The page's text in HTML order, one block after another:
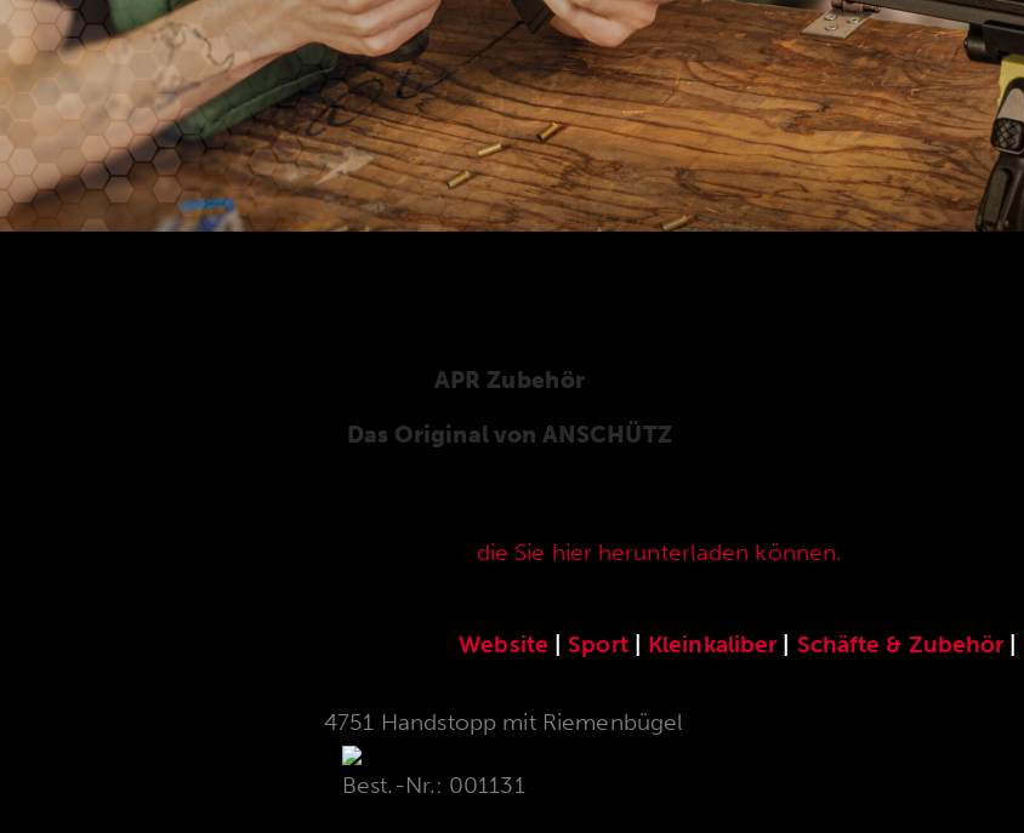
APR Zubehör
Das Original von ANSCHÜTZ
die Sie hier herunterladen können.
Website Sport| Kleinkaliber| Schäfte & Zubehör|
4751 Handstopp mit Riemenbügel
Best.-Nr.: 001131